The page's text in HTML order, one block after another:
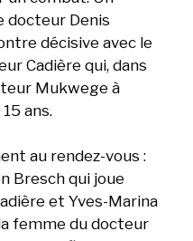
docteur Denis
décisive avec le
Cadière qui, dans
Mukwege à
ans.
au rendez-vous :
Bresch qui joue
et Yves-Marina
femme du docteur